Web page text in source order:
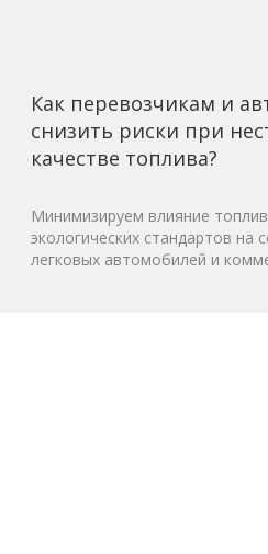
Как перевозчикам и
снизить риски при
качестве топлива?
Минимизируем влияние
экологических стандартов
легковых автомобилей и